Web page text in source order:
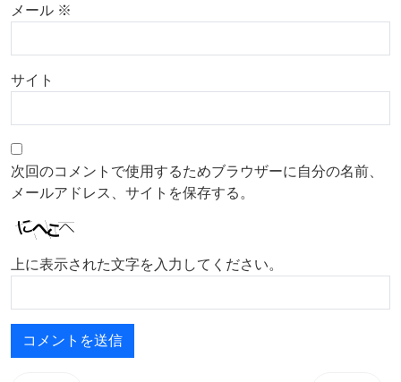
メール ※
サイト
次回のコメントで使用するためブラウザーに自分の名前、
メールアドレス、サイトを保存する。
上に表示された文字を入力してください。